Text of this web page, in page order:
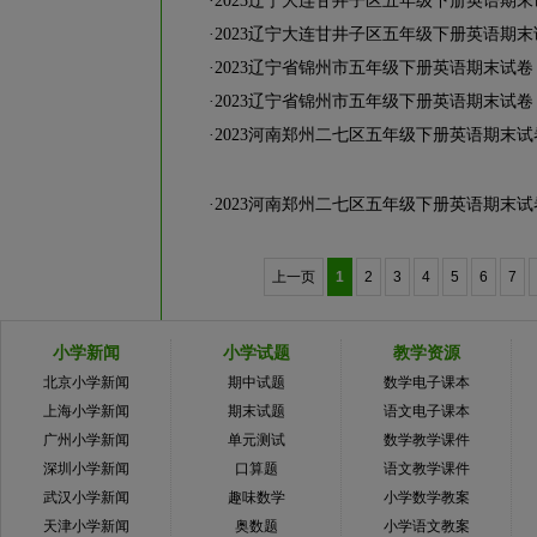
·2023辽宁大连甘井子区五年级下册英语期
·2023辽宁省锦州市五年级下册英语期末试
·2023辽宁省锦州市五年级下册英语期末试
·2023河南郑州二七区五年级下册英语期末
·2023河南郑州二七区五年级下册英语期末
上一页 1 2 3 4 5 6 7
小学新闻
北京小学新闻
上海小学新闻
广州小学新闻
深圳小学新闻
武汉小学新闻
天津小学新闻
小学试题
期中试题
期末试题
单元测试
口算题
趣味数学
奥数题
教学资源
数学电子课本
语文电子课本
数学教学课件
语文教学课件
小学数学教案
小学语文教案